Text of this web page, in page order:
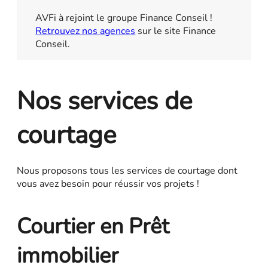
AVFi à rejoint le groupe Finance Conseil !
Retrouvez nos agences sur le site Finance
Conseil.
Nos services de
courtage
Nous proposons tous les services de courtage dont
vous avez besoin pour réussir vos projets !
Courtier en Prêt
immobilier